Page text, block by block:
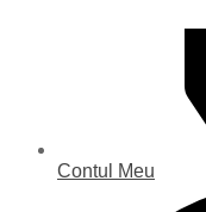
Contul Meu